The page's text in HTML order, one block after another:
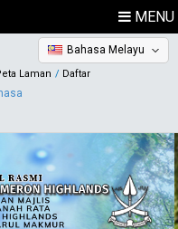
MENU
Laman Daftar
Bahasa Melayu